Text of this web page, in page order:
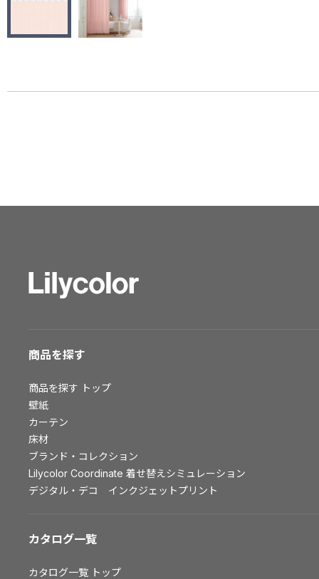
#リリカラのある暮らし
大阪ショールーム
仙台ショールーム
お客様サポート
お客様サポート トップ
資料ダウンロード
画像ダウンロード
動画一覧
お手入れ便利帳
お役立ち資料
お問い合わせ（一般のお客様）
よくあるご質問
商品を探す
商品を探す トップ
壁紙
カーテン
床材
ブランド・コレクション
Lilycolor Coordinate 着せ替えシミュレーション
デジタル・デコ インクジェットプリント
カタログ一覧
カタログ一覧 トップ